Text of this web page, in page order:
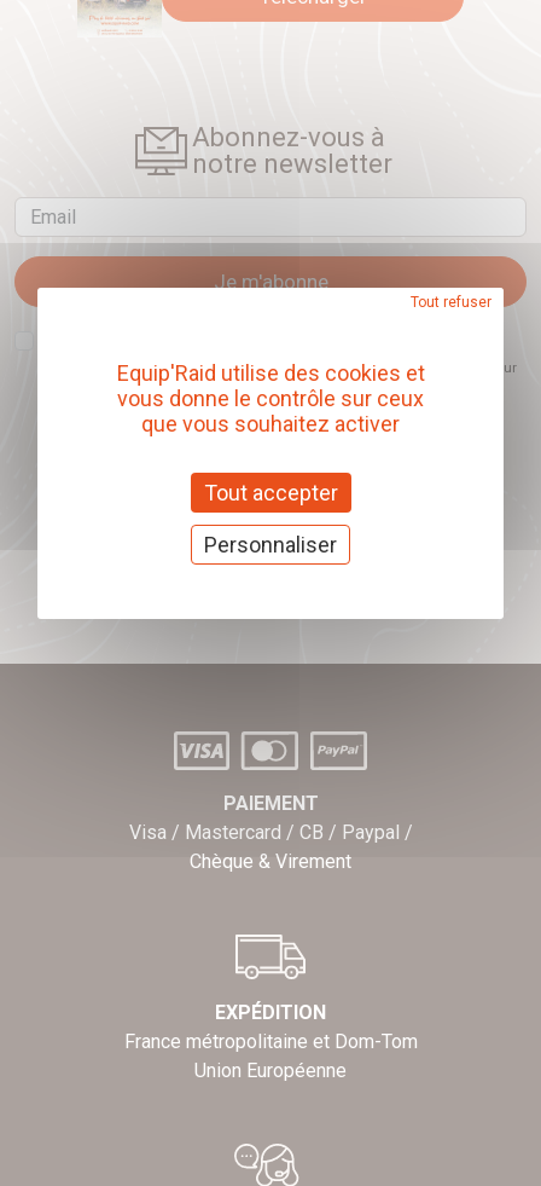
Abonnez-vous à
notre newsletter
Email
Je m'abonne
proposés. Ce choix est modifiable à tout moment et reste sans incidence sur
mon inscription.
Offrez nos chèques
cadeaux
PAIEMENT
Visa / Mastercard / CB / Paypal /
Chèque & Virement
EXPÉDITION
France métropolitaine et Dom-Tom
Union Européenne
Equip'Raid utilise des cookies et
vous donne le contrôle sur ceux
que vous souhaitez activer
Tout accepter
Tout refuser
Personnaliser